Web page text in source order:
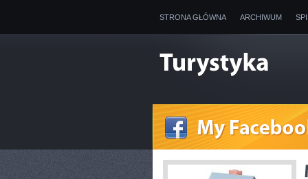
STRONA GŁÓWNA ARCHIWUM